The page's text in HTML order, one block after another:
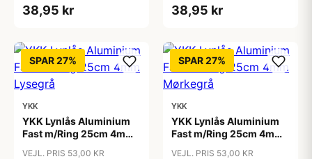
38,95 kr 38,95 kr
SPAR 27%
YKK
YKK Lynlås Aluminium
Fast m/Ring 25cm 4mm
VEJL. PRIS 53,00 KR
SPAR 27%
YKK
YKK Lynlås Aluminium
Fast m/Ring 25cm 4mm
VEJL. PRIS 53,00 KR